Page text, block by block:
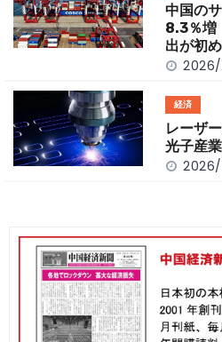
中国の
8.3％増
出が初
経済
レーザ
光子産